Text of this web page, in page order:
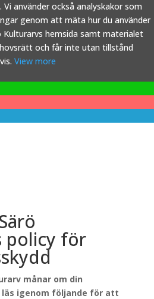
använder också analyskakor som
genom att mäta hur du använder
Kulturarvs hemsida samt materialet
och får inte utan tillstånd
View more
policy för
månar om din
igenom följande för att